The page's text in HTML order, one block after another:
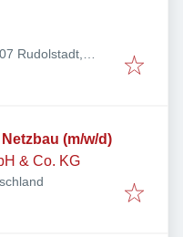
Rudolstadt,
(m/w/d)
& Co. KG